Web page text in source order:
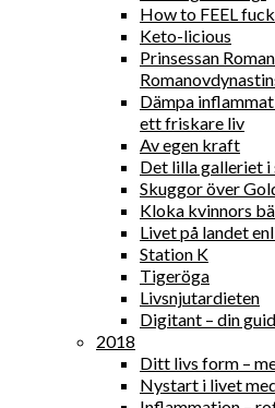
How to FEEL
Keto-licious
Prinsessan
Dämpa
ett friskare liv
Av egen kraft
Det lilla galleriet i
Skuggor över
Kloka kvinnors
Livet på landet
Station K
Tigeröga
Livsnjutardieten
Digitant – din
2018
Ditt livs form –
Nystart i livet